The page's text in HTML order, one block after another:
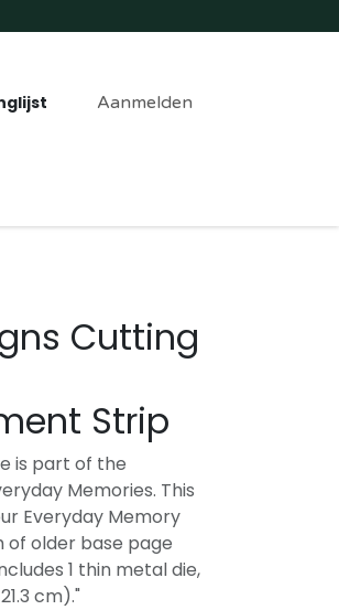
Aanmelden
Cutting
Strip
is part of the
Memories. This
Everyday Memory
of older base page
1 thin metal die,
cm)."